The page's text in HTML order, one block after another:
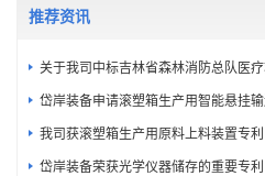
推荐资讯
关于我司中标吉林省森林消防总队医
岱岸装备申请滚塑箱生产用智能悬挂
我司获滚塑箱生产用原料上料装置专利
岱岸装备荣获光学仪器储存的重要专利